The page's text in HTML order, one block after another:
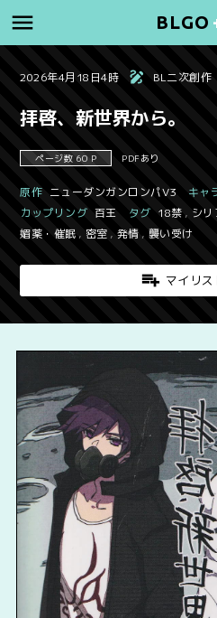
BLGO
2026年4月18日4時 BL二次創作
拝啓、新世界から。
ページ数 60 P PDFあり
原作 ニューダンガンロンパV3 キャ
カップリング 百王 タグ 18禁 , シリ
媚薬・催眠 , 密室 , 発情 , 襲い受け
マイリ